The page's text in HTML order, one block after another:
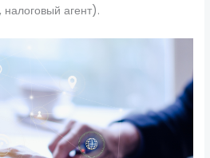
налоговый агент).